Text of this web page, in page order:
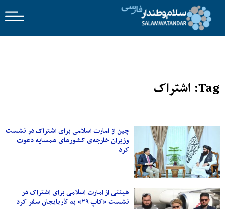
Tag: اشتراک
چین از امارت اسلامی برای اشتراک در نشست
وزیران خارجه‌ی کشورهای همسایه دعوت
کرد
هیئتی از امارت اسلامی برای اشتراک در
نشست «کاپ ۲۹» به آذربایجان سفر کرد